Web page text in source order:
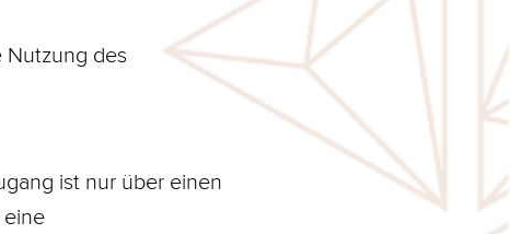
des
ist nur über einen